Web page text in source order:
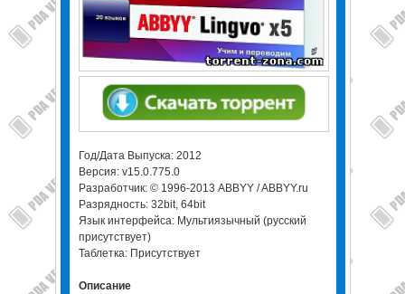
Год/Дата Выпуска: 2012
Версия: v15.0.775.0
Разработчик: © 1996-2013 ABBYY / ABBYY.ru
Разрядность: 32bit, 64bit
Язык интерфейса: Мультиязычный (русский
присутствует)
Таблетка: Присутствует
Описание